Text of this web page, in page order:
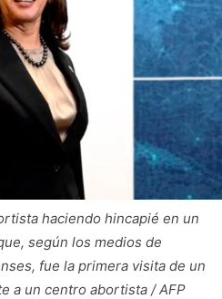
haciendo hincapié en un
según los medios de
fue la primera visita de un
a un centro abortista / AFP